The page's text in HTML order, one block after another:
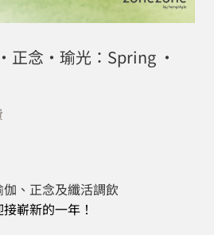
正念・瑜光：Spring ·
、正念及纖活調飲
嶄新的一年！